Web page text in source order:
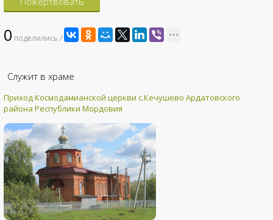
0 поделились /
Служит в храме
Приход Космодамианской церкви с.Кечушево Ардатовского
района Республики Мордовия